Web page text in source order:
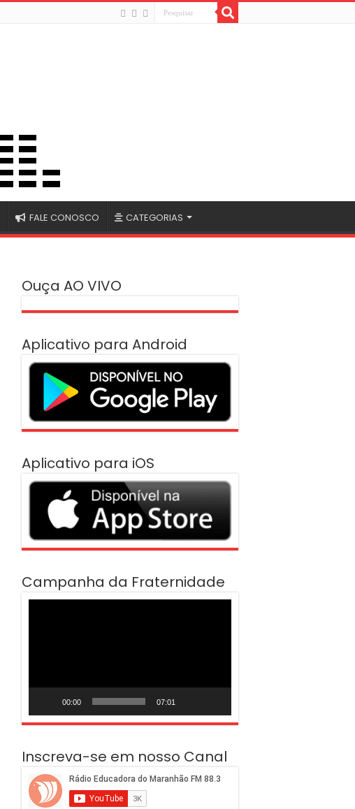
FALE CONOSCO CATEGORIAS
Ouça AO VIVO
Aplicativo para Android
Aplicativo para iOS
Campanha da Fraternidade
00:00 07:01
Inscreva-se em nosso Canal